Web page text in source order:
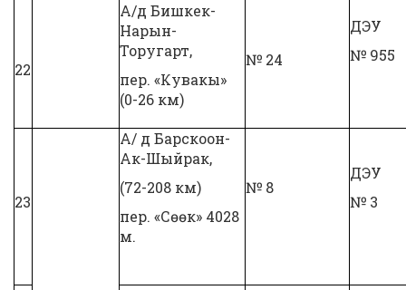
22
А/д Бишкек-
Нарын-
Торугарт,
пер. «Кувакы»
(0-26 км)
№ 24
ДЭУ
№ 955
23
А/ д Барскоон-
Ак-Шыйрак,
(72-208 км)
пер. «Сөөк» 4028
м.
№ 8
ДЭУ
№ 3